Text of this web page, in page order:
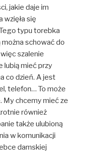
jakie daje im
wzięła się
typu torebka
schować do
szalenie
lubią mieć przy
co dzień. A jest
telefon… To może
My chcemy mieć ze
również
także ulubioną
w komunikacji
damskiej